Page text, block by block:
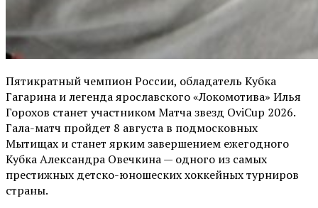
Пятикратный чемпион России, обладатель Кубка
Гагарина и легенда ярославского «Локомотива» Илья
Горохов станет участником Матча звезд OviCup 2026.
Гала-матч пройдет 8 августа в подмосковных
Мытищах и станет ярким завершением ежегодного
Кубка Александра Овечкина — одного из самых
престижных детско-юношеских хоккейных турниров
страны.